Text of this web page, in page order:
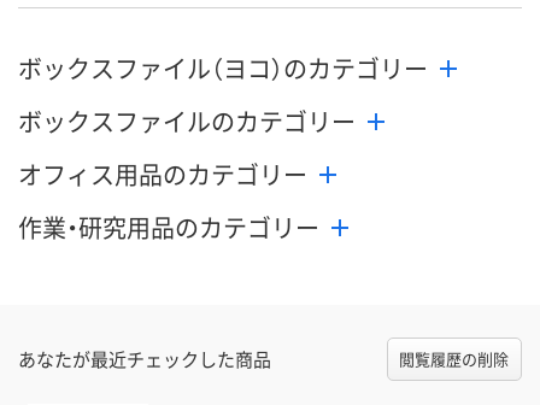
ボックスファイル（ヨコ）のカテゴリー
ボックスファイルのカテゴリー
オフィス用品のカテゴリー
作業・研究用品のカテゴリー
あなたが最近チェックした商品 閲覧履歴の削除